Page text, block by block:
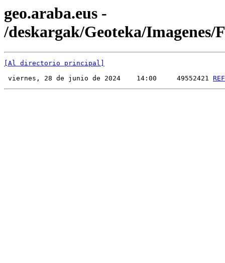
geo.araba.eus -
/deskargak/Geoteka/Imagenes/
[Al directorio principal]
viernes, 28 de junio de 2024    14:00     49552421